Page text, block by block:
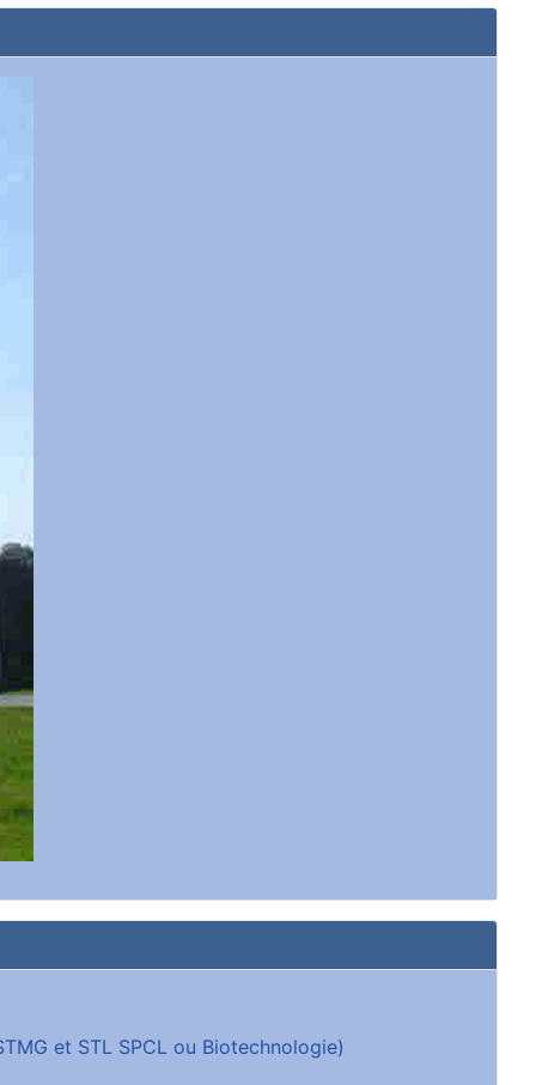
et STL SPCL ou Biotechnologie)